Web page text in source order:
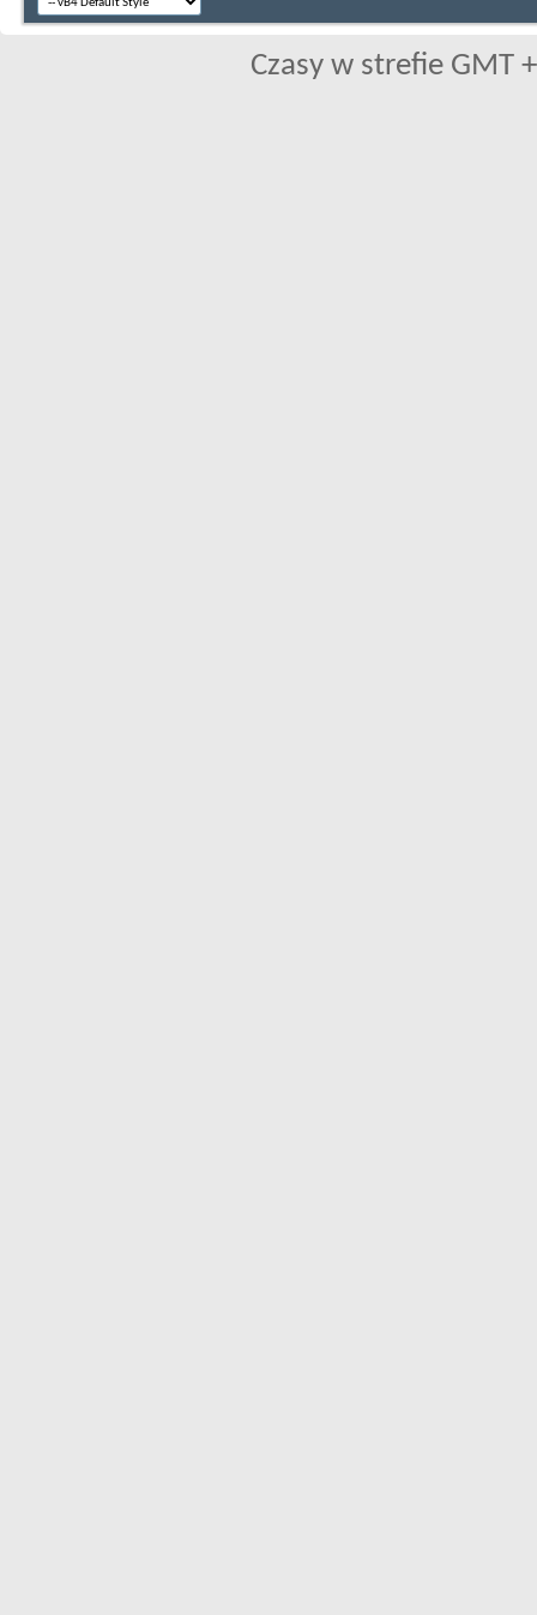
Czasy w strefie GMT